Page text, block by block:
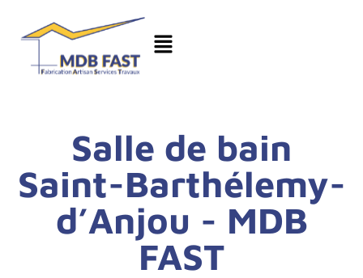
Salle de bain
Saint-Barthélemy-
d’Anjou - MDB
FAST